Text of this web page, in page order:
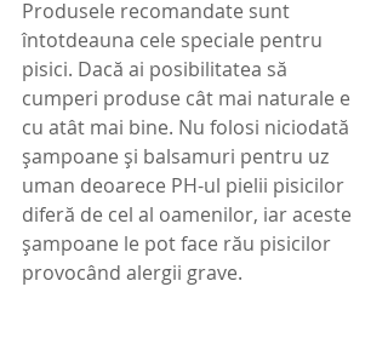
Produsele recomandate sunt
întotdeauna cele speciale pentru
pisici. Dacă ai posibilitatea să
cumperi produse cât mai naturale e
cu atât mai bine. Nu folosi niciodată
șampoane și balsamuri pentru uz
uman deoarece PH-ul pielii pisicilor
diferă de cel al oamenilor, iar aceste
șampoane le pot face rău pisicilor
provocând alergii grave.